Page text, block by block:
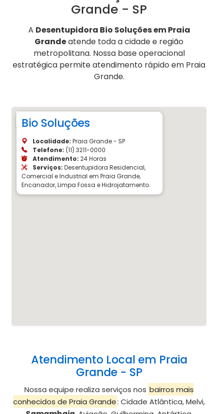
Grande - SP
A Desentupidora Bio Soluções em Praia
Grandeatende toda a cidade e região
metropolitana. Nossa base operacional
estratégica permite atendimento rápido em Praia
Grande.
Bio Soluções
Localidade: Praia Grande - SP
Telefone: (11) 3211-0000
Atendimento: 24 Horas
Serviços: Desentupidora Residencial,
Comercial e Industrial em Praia Grande,
Encanador, Limpa Fossa e Hidrojatamento.
Atendimento Local em Praia
Grande - SP
Nossa equipe realiza serviços nos bairros mais
conhecidos de Praia Grande: Cidade Atlântica, Melvi,